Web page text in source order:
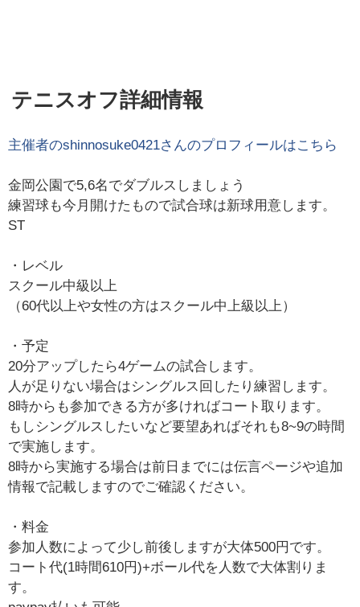
テニスオフ詳細情報
主催者のshinnosuke0421さんのプロフィールはこちら
金岡公園で5,6名でダブルスしましょう
練習球も今月開けたもので試合球は新球用意します。
ST
・レベル
スクール中級以上
（60代以上や女性の方はスクール中上級以上）
・予定
20分アップしたら4ゲームの試合します。
人が足りない場合はシングルス回したり練習します。
8時からも参加できる方が多ければコート取ります。
もしシングルスしたいなど要望あればそれも8~9の時間
で実施します。
8時から実施する場合は前日までには伝言ページや追加
情報で記載しますのでご確認ください。
・料金
参加人数によって少し前後しますが大体500円です。
コート代(1時間610円)+ボール代を人数で大体割りま
す。